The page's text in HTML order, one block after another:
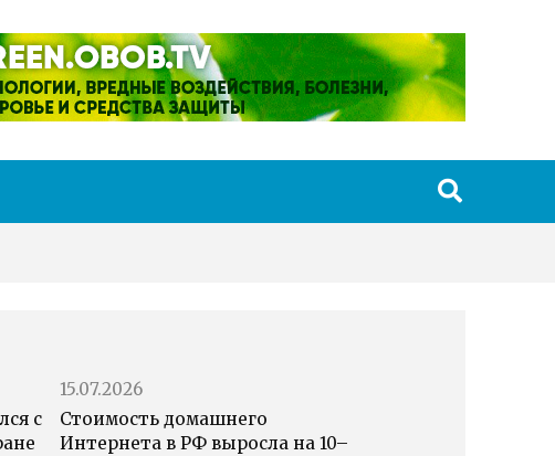
с
15.07.2026
Стоимость домашнего
Интернета в РФ выросла на 10–